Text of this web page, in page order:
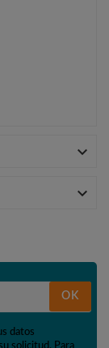


OK
datos
solicitud. Para